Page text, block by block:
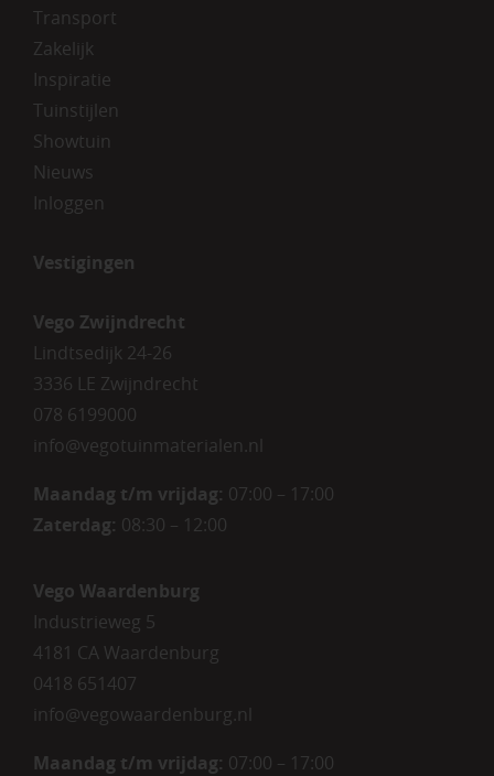
Transport
Zakelijk
Inspiratie
Tuinstijlen
Showtuin
Nieuws
Inloggen
Vestigingen
Vego Zwijndrecht
Lindtsedijk 24-26
3336 LE Zwijndrecht
078 6199000
info@vegotuinmaterialen.nl
Maandag t/m vrijdag: 07:00 – 17:00
Zaterdag: 08:30 – 12:00
Vego Waardenburg
Industrieweg 5
4181 CA Waardenburg
0418 651407
info@vegowaardenburg.nl
Maandag t/m vrijdag: 07:00 – 17:00